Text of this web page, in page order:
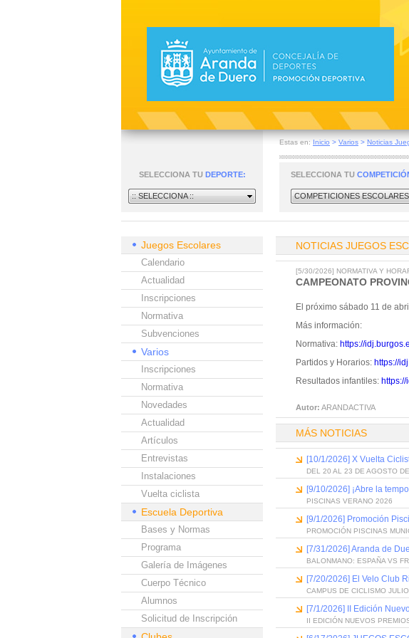
Estas en: Inicio > Varios > Noticias
SELECCIONA TU DEPORTE:
:: SELECCIONA ::
SELECCIONA TU
COMPETICIONES ESCOLARES
Juegos Escolares
Calendario
Actualidad
Inscripciones
Normativa
Subvenciones
Varios
Inscripciones
Normativa
Novedades
Actualidad
Artículos
Entrevistas
Instalaciones
Vuelta ciclista
Escuela Deportiva
Bases y Normas
Programa
Galería de Imágenes
Cuerpo Técnico
Alumnos
Solicitud de Inscripción
NOTICIAS JUEGOS
[5/30/2026] NORMATIVA Y
CAMPEONATO
El próximo sábado 11 de
Más información:
Normativa: https://
Partidos y Horarios: https://
Resultados infantiles:
Autor: ARANDACTIVA
MÁS NOTICIAS
[10/1/2026] X Vuelta
DEL 20 AL 23 DE AGOSTO
[9/10/2026] ¡Abre la
PISCINAS VERANO 2026
[9/1/2026] Promoción
PROMOCIÓN PISCINAS
[7/31/2026] Aranda de
BALONMANO: ESPAÑA VS
[7/20/2026] El Velo Club
CAMPUS DE CICLISMO
[7/1/2026] II Edición
II EDICIÓN NUEVOS